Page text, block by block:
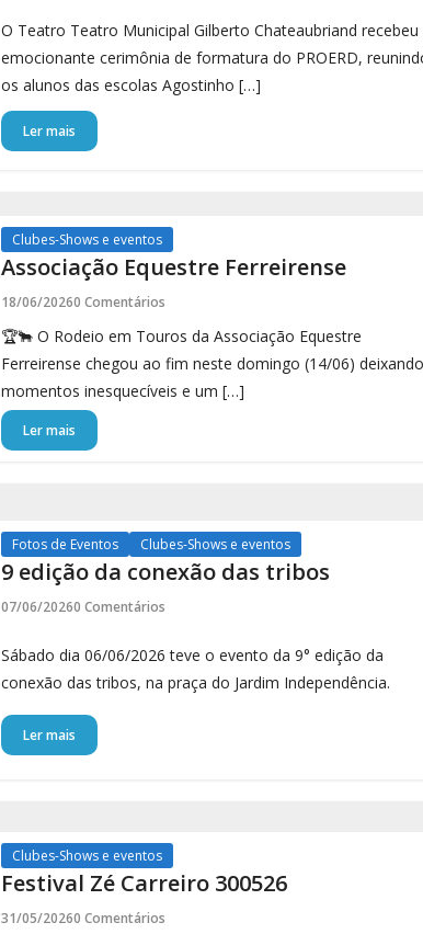
O Teatro Teatro Municipal Gilberto Chateaubriand recebeu
emocionante cerimônia de formatura do PROERD,
os alunos das escolas Agostinho […]
Ler mais
Clubes-Shows e eventos
Associação Equestre Ferreirense
18/06/20260 Comentários
🏆🐂 O Rodeio em Touros da Associação Equestre
Ferreirense chegou ao fim neste domingo (14/06) deixando
momentos inesquecíveis e um […]
Ler mais
Fotos de Eventos Clubes-Shows e eventos
9 edição da conexão das tribos
07/06/20260 Comentários
Sábado dia 06/06/2026 teve o evento da 9° edição da
conexão das tribos, na praça do Jardim Independência.
Ler mais
Clubes-Shows e eventos
Festival Zé Carreiro 300526
31/05/20260 Comentários